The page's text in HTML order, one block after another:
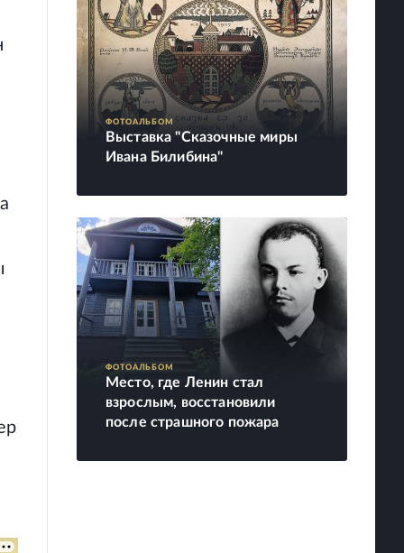
ФОТОАЛЬБОМ
Выставка "Сказочные миры
Ивана Билибина"
ФОТОАЛЬБОМ
Место, где Ленин стал
взрослым, восстановили
после страшного пожара